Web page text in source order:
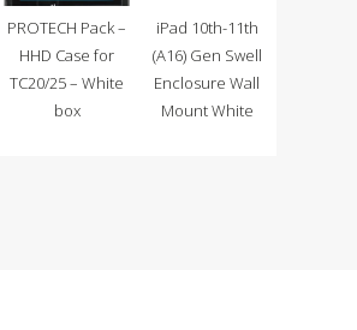
PROTECH Pack –
HHD Case for
TC20/25 – White
box
iPad 10th-11th
(A16) Gen Swell
Enclosure Wall
Mount White